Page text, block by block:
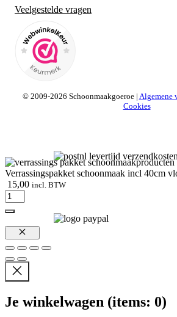
Veelgestelde vragen
© 2009-2026 Schoonmaakgoeroe | Algemene
Cookies
Verrassingspakket schoonmaak incl 40cm
15,00 incl. BTW
Verrassingspakket
schoonmaak
incl
40cm
vloermop
aantal
Sluiten
Je winkelwagen (items: 0)